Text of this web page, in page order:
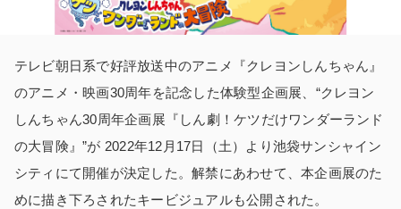
テレビ朝日系で好評放送中のアニメ『クレヨンしんちゃん』
のアニメ・映画30周年を記念した体験型企画展、“クレヨン
しんちゃん30周年企画展『しん劇！ケツだけワンダーランド
の大冒険』”が 2022年12月17日（土）より池袋サンシャイン
シティにて開催が決定した。解禁にあわせて、本企画展のた
めに描き下ろされたキービジュアルも公開された。